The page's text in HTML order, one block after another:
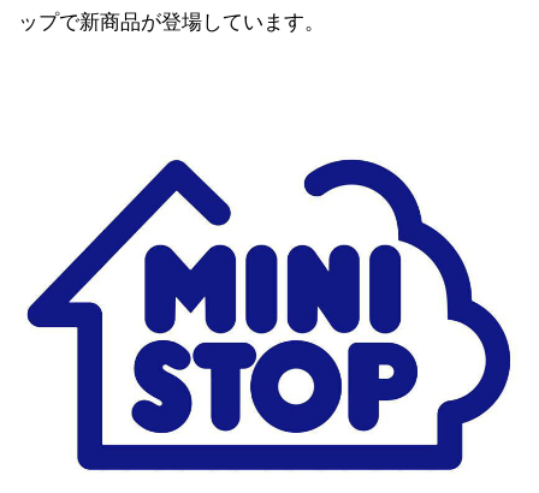
ップで新商品が登場しています。